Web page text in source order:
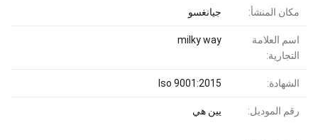
مكان المنشأ: جيانغسو
اسم العلامة
التجارية:
milky way
الشهادة: Iso 9001:2015
رقم الموديل: يين هي